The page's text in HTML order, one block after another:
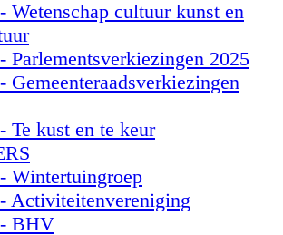
cultuur kunst en
2025
kust en te keur